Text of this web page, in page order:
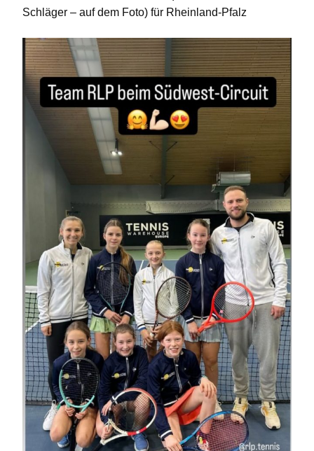
Schläger – auf dem Foto) für Rheinland-Pfalz